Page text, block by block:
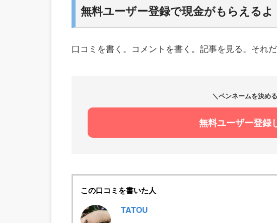
無料ユーザー登録で現金がもらえるよ
口コミを書く。コメントを書く。記事を見る。それ
＼ペンネームを決め
無料ユーザー登録
この口コミを書いた人
TATOU